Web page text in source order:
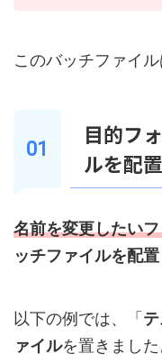
このバッチファイ
目的フ
ルを配
名前を変更したい
ッチファイルを配置
以下の例では、「
ァイルを置きました